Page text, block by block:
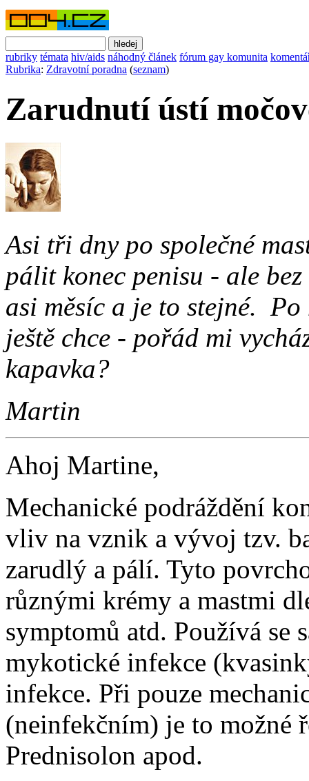
rubriky témata hiv/aids náhodný článek fórum gay komunita
Rubrika: Zdravotní poradna (seznam)
Zarudnutí ústí
Asi tři dny po společné
pálit konec penisu - ale
asi měsíc a je to stejné.
ještě chce - pořád mi
kapavka?
Martin
Ahoj Martine,
Mechanické podráždění
vliv na vznik a vývoj tzv.
zarudlý a pálí. Tyto
různými krémy a mastmi
symptomů atd. Používá se
mykotické infekce
infekce. Při pouze
(neinfekčním) je to možné
Prednisolon apod.